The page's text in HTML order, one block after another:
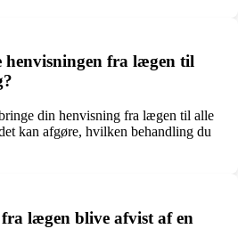
henvisningen fra lægen til
din henvisning fra lægen til alle
kan afgøre, hvilken behandling du
lægen blive afvist af en